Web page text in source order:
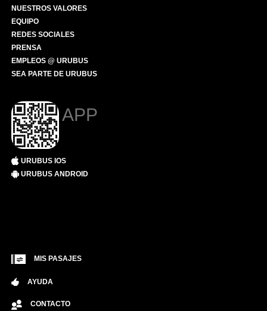
NUESTROS VALORES
EQUIPO
REDES SOCIALES
PRENSA
EMPLEOS @ URUBUS
SEA PARTE DE URUBUS
APP
URUBUS IOS
URUBUS ANDROID
MIS PASAJES
AYUDA
CONTACTO